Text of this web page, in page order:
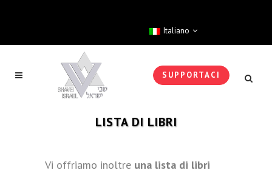
Italiano
SUPPORTACI
LISTA DI LIBRI
Vi offriamo inoltre una lista di libri